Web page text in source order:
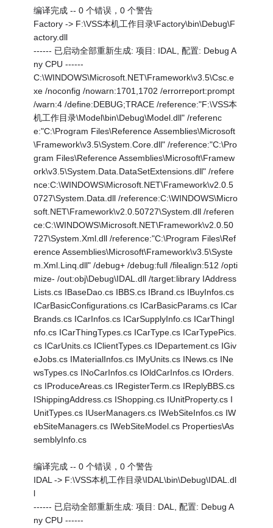
编译完成 -- 0 个错误，0 个警告
Factory -> F:\VSS本机工作目录\Factory\bin\Debug\F
actory.dll
------ 已启动全部重新生成: 项目: IDAL, 配置: Debug A
ny CPU ------
C:\WINDOWS\Microsoft.NET\Framework\v3.5\Csc.e
xe /noconfig /nowarn:1701,1702 /errorreport:prompt
/warn:4 /define:DEBUG;TRACE /reference:"F:\VSS本
机工作目录\Model\bin\Debug\Model.dll" /referenc
e:"C:\Program Files\Reference Assemblies\Microsoft
\Framework\v3.5\System.Core.dll" /reference:"C:\Pro
gram Files\Reference Assemblies\Microsoft\Framew
ork\v3.5\System.Data.DataSetExtensions.dll" /refere
nce:C:\WINDOWS\Microsoft.NET\Framework\v2.0.5
0727\System.Data.dll /reference:C:\WINDOWS\Micro
soft.NET\Framework\v2.0.50727\System.dll /referen
ce:C:\WINDOWS\Microsoft.NET\Framework\v2.0.50
727\System.Xml.dll /reference:"C:\Program Files\Ref
erence Assemblies\Microsoft\Framework\v3.5\Syste
m.Xml.Linq.dll" /debug+ /debug:full /filealign:512 /opti
mize- /out:obj\Debug\IDAL.dll /target:library IAddress
Lists.cs IBaseDao.cs IBBS.cs IBrand.cs IBuyInfos.cs
ICarBasicConfigurations.cs ICarBasicParams.cs ICar
Brands.cs ICarInfos.cs ICarSupplyInfo.cs ICarThingI
nfo.cs ICarThingTypes.cs ICarType.cs ICarTypePics.
cs ICarUnits.cs IClientTypes.cs IDepartement.cs IGiv
eJobs.cs IMaterialInfos.cs IMyUnits.cs INews.cs INe
wsTypes.cs INoCarInfos.cs IOldCarInfos.cs IOrders.
cs IProduceAreas.cs IRegisterTerm.cs IReplyBBS.cs
IShippingAddress.cs IShopping.cs IUnitProperty.cs I
UnitTypes.cs IUserManagers.cs IWebSiteInfos.cs IW
ebSiteManagers.cs IWebSiteModel.cs Properties\As
semblyInfo.cs
编译完成 -- 0 个错误，0 个警告
IDAL -> F:\VSS本机工作目录\IDAL\bin\Debug\IDAL.dl
l
------ 已启动全部重新生成: 项目: DAL, 配置: Debug A
ny CPU ------